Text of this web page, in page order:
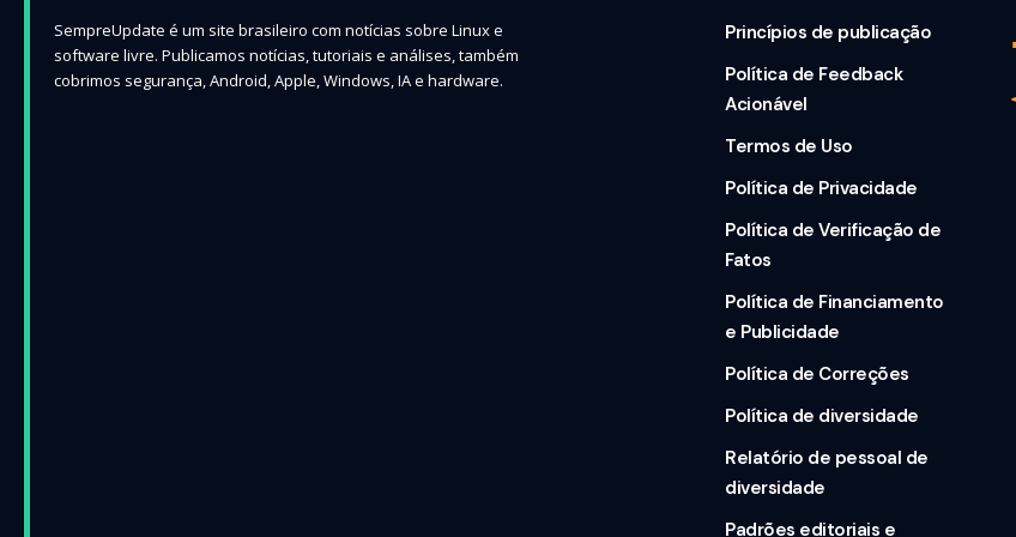
SempreUpdate é um site brasileiro com notícias sobre Linux e
software livre. Publicamos notícias, tutoriais e análises, também
cobrimos segurança, Android, Apple, Windows, IA e hardware.
Princípios de publicação
Política de Feedback
Acionável
Termos de Uso
Política de Privacidade
Política de Verificação de
Fatos
Política de Financiamento
e Publicidade
Política de Correções
Política de diversidade
Relatório de pessoal de
diversidade
Padrões editoriais e